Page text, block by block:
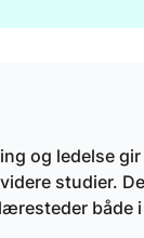
og ledelse
studier.
både